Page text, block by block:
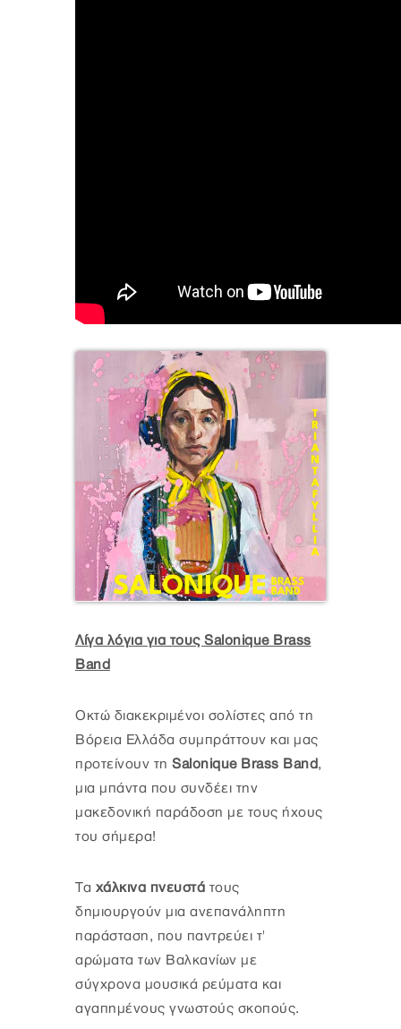
Λίγα λόγια για τους Salonique Brass
Band
Οκτώ διακεκριμένοι σολίστες από τη
Βόρεια Ελλάδα συμπράττουν και μας
προτείνουν τη Salonique Brass Band,
μια μπάντα που συνδέει την
μακεδονική παράδοση με τους ήχους
του σήμερα!
Τα χάλκινα πνευστά τους
δημιουργούν μια ανεπανάληπτη
παράσταση, που παντρεύει τ'
αρώματα των Βαλκανίων με
σύγχρονα μουσικά ρεύματα και
αγαπημένους γνωστούς σκοπούς.